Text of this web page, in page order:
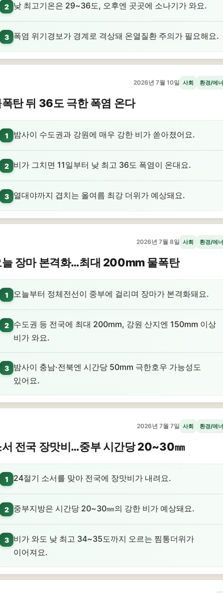
2 낮 최고기온은 29~36도, 오후엔 곳곳에 소나기가 와요.
3 폭염 위기경보가 경계로 격상돼 온열질환 주의가 필요해요.
2026년 7월 10일 사회 환경/에
탄 뒤 36도 극한 폭염 온다
1 밤사이 수도권과 강원에 매우 강한 비가 쏟아졌어요.
2 비가 그치면 11일부터 낮 최고 36도 폭염이 온대요.
3 열대야까지 겹치는 올여름 최강 더위가 예상돼요.
2026년 7월 8일 사회 환경/에
장마 본격화…최대 200mm 물폭탄
1 오늘부터 정체전선이 중부에 걸리며 장마가 본격화돼요.
2
수도권 등 전국에 최대 200mm, 강원 산지엔 150mm 이상
비가 와요.
3
밤사이 충남·전북엔 시간당 50mm 극한호우 가능성도
있어요.
2026년 7월 7일 사회 환경/에
전국 장맛비…중부 시간당 20~30㎜
1 24절기 소서를 맞아 전국에 장맛비가 내려요.
2 중부지방은 시간당 20~30㎜의 강한 비가 예상돼요.
3
비가 와도 낮 최고 34~35도까지 오르는 찜통더위가
이어져요.